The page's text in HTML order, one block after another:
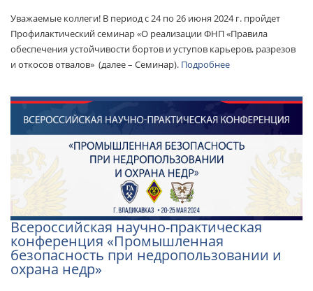
Уважаемые коллеги! В период с 24 по 26 июня 2024 г. пройдет
Профилактический семинар «О реализации ФНП «Правила
обеспечения устойчивости бортов и уступов карьеров, разрезов
и откосов отвалов» (далее – Семинар). Подробнее
Всероссийская научно-практическая
конференция «Промышленная
безопасность при недропользовании и
охрана недр»